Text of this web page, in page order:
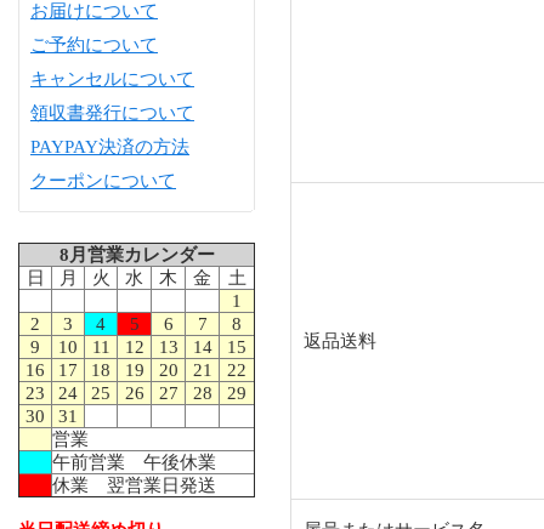
お届けについて
ご予約について
キャンセルについて
領収書発行について
PAYPAY決済の方法
クーポンについて
8月営業カレンダー
日
月 火 水 木 金
土
1
2
3 4 5 6 7
8
9
10 11 12 13 14
15
16
17 18 19 20 21
22
23
24 25 26 27 28
29
30
31
営業
午前営業 午後休業
休業 翌営業日発送
返品送料